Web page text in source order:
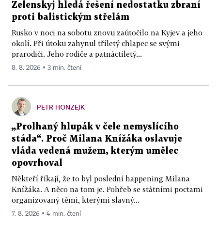
Zelenskyj hledá řešení nedostatku zbraní
proti balistickým střelám
Rusko v noci na sobotu znovu zaútočilo na Kyjev a jeho
okolí. Při útoku zahynul tříletý chlapec se svými
prarodiči. Jeho rodiče a patnáctiletý...
8. 8. 2026 ▪ 3 min. čtení
PETR HONZEJK
„Prolhaný hlupák v čele nemyslícího
stáda“. Proč Milana Knížáka oslavuje
vláda vedená mužem, kterým umělec
opovrhoval
Někteří říkají, že to byl poslední happening Milana
Knížáka. A něco na tom je. Pohřeb se státními poctami
organizovaný těmi, kterými slavný...
7. 8. 2026 ▪ 4 min. čtení